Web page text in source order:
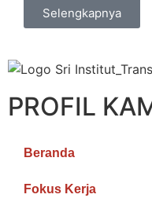
Selengkapnya
PROFIL
Beranda
Fokus Kerja